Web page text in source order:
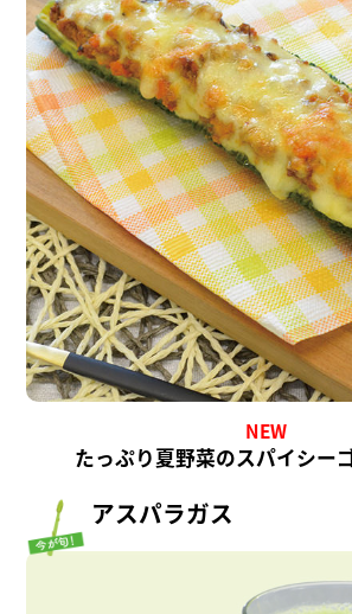
NEW
たっぷり夏野菜のスパイシー
アスパラガス